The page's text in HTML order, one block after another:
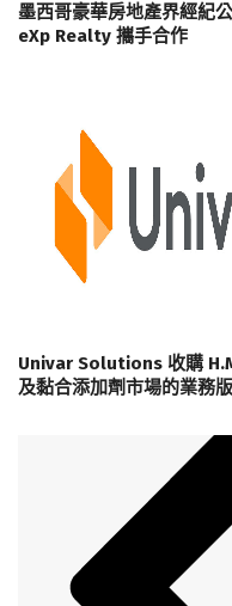
墨西哥豪華房地產界經紀
eXp Realty 攜手合作
Univar Solutions 收購
及黏合添加劑市場的業務